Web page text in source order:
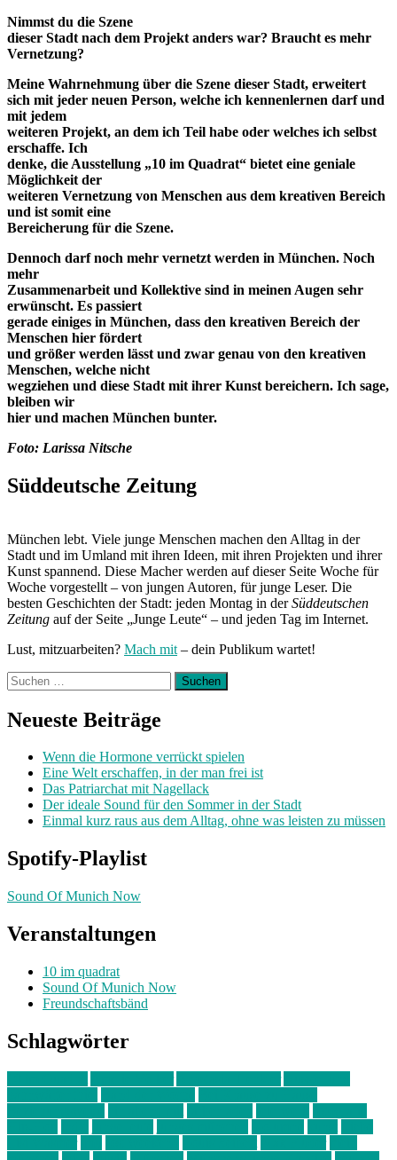
Nimmst du die Szene
dieser Stadt nach dem Projekt anders war? Braucht es mehr
Vernetzung?
Meine Wahrnehmung über die Szene dieser Stadt, erweitert
sich mit jeder neuen Person, welche ich kennenlernen darf und
mit jedem
weiteren Projekt, an dem ich Teil habe oder welches ich selbst
erschaffe. Ich
denke, die Ausstellung „10 im Quadrat“ bietet eine geniale
Möglichkeit der
weiteren Vernetzung von Menschen aus dem kreativen Bereich
und ist somit eine
Bereicherung für die Szene.
Dennoch darf noch mehr vernetzt werden in München. Noch
mehr
Zusammenarbeit und Kollektive sind in meinen Augen sehr
erwünscht. Es passiert
gerade einiges in München, dass den kreativen Bereich der
Menschen hier fördert
und größer werden lässt und zwar genau von den kreativen
Menschen, welche nicht
wegziehen und diese Stadt mit ihrer Kunst bereichern. Ich sage,
bleiben wir
hier und machen München bunter.
Foto: Larissa Nitsche
Süddeutsche Zeitung
München lebt. Viele junge Menschen machen den Alltag in der
Stadt und im Umland mit ihren Ideen, mit ihren Projekten und ihrer
Kunst spannend. Diese Macher werden auf dieser Seite Woche für
Woche vorgestellt – von jungen Autoren, für junge Leser. Die
besten Geschichten der Stadt: jeden Montag in derSüddeutschen
Zeitung auf der Seite „Junge Leute“ – und jeden Tag im Internet.
Lust, mitzuarbeiten? Mach mit – dein Publikum wartet!
Suchen
nach:
Neueste Beiträge
Wenn die Hormone verrückt spielen
Eine Welt erschaffen, in der man frei ist
Das Patriarchat mit Nagellack
Der ideale Sound für den Sommer in der Stadt
Einmal kurz raus aus dem Alltag, ohne was leisten zu müssen
Spotify-Playlist
Sound Of Munich Now
Veranstaltungen
10 im quadrat
Sound Of Munich Now
Freundschaftsbänd
Schlagwörter